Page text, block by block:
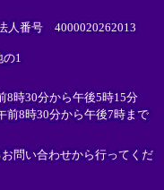
人番号 4000020262013
の1
8時30分から午後5時15分
前8時30分から午後7時まで
問い合わせから行ってくだ